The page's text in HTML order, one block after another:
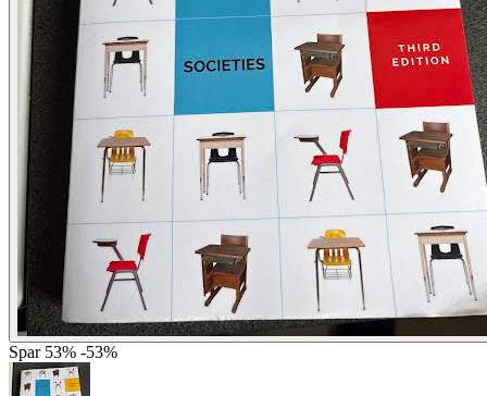
Spar 53% -53%